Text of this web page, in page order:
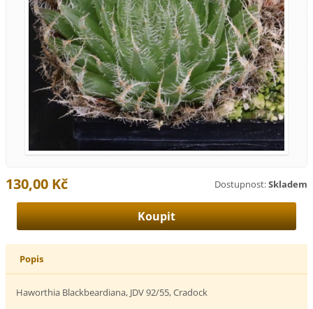
Dostupnost:Skladem
130,00 Kč
Popis
Haworthia Blackbeardiana, JDV 92/55, Cradock